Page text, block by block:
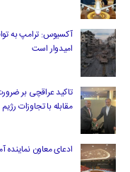
امیدوار است
تاکید عراقچی بر
مقابله با تجاوزات
ادعای معاون نماینده